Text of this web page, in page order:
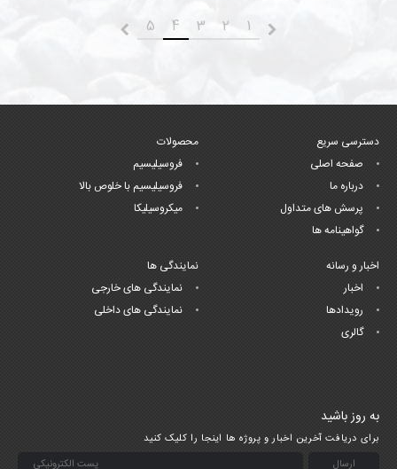
1
2
3
4
5
دسترسی سریع
صفحه اصلی
درباره ما
پرسش های متداول
گواهینامه ها
محصولات
فروسیلیسیم
فروسیلیسیم با خلوص بالا
میکروسیلیکا
اخبار و رسانه
اخبار
رویدادها
گالری
نمایندگی ها
نمایندگی های خارجی
نمایندگی های داخلی
به روز باشید
برای دریافت آخرین اخبار و پروژه ها اینجا را کلیک کنید